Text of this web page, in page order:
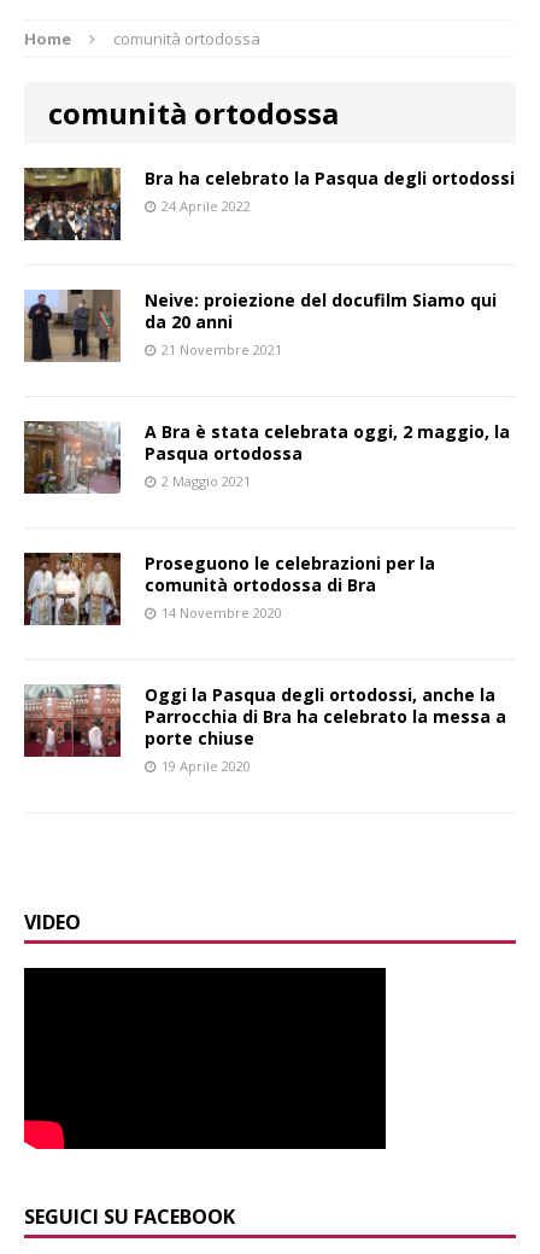
Home comunità ortodossa
comunità ortodossa
Bra ha celebrato la Pasqua degli ortodossi
24 Aprile 2022
Neive: proiezione del docufilm Siamo qui
da 20 anni
21 Novembre 2021
A Bra è stata celebrata oggi, 2 maggio, la
Pasqua ortodossa
2 Maggio 2021
Proseguono le celebrazioni per la
comunità ortodossa di Bra
14 Novembre 2020
Oggi la Pasqua degli ortodossi, anche la
Parrocchia di Bra ha celebrato la messa a
porte chiuse
19 Aprile 2020
VIDEO
SEGUICI SU FACEBOOK